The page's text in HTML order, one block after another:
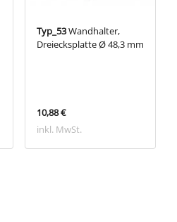
Typ_53Wandhalter,
Dreiecksplatte Ø 48,3 mm
10,88 €
inkl. MwSt.